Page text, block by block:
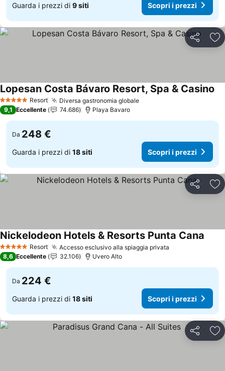
Guarda i prezzi di 9 siti Scopri i prezzi
Condividi
5 Stelle Resort Diversa gastronomia globaleScopri i prezzi
Lopesan Costa Bávaro Resort, Spa & Casino
9,1 Eccellente 74.686 Playa Bavaro
Da 248 €
Guarda i prezzi di 18 siti Scopri i prezzi
Condividi
5 Stelle Resort Accesso esclusivo alla spiaggia privata
Nickelodeon Hotels & Resorts Punta Cana
8,6 Eccellente 32.106 Uvero Alto
Da 224 €
Guarda i prezzi di 18 siti Scopri i prezzi
Condividi